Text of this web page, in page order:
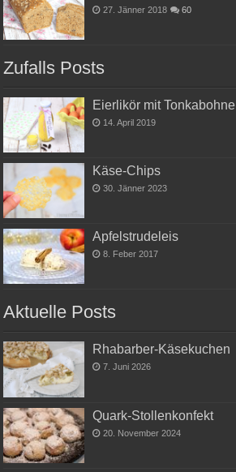
27. Jänner 2018 60
Zufalls Posts
Eierlikör mit Tonkabohne
14. April 2019
Käse-Chips
30. Jänner 2023
Apfelstrudeleis
8. Feber 2017
Aktuelle Posts
Rhabarber-Käsekuchen
7. Juni 2026
Quark-Stollenkonfekt
20. November 2024